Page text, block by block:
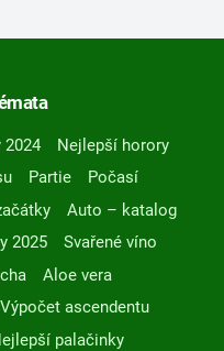
2024
Nejlepší horory
Partie
Počasí
Auto – katalog
2025
Svařené víno
Aloe vera
Výpočet ascendentu
palačinky